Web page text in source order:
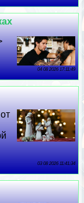
04 08 2026 17:11:49
03 08 2026 11:41:34